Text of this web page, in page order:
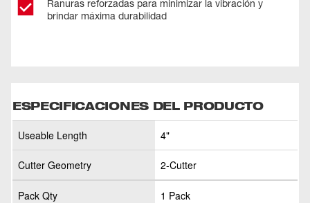
Ranuras reforzadas para minimizar la vibración y
brindar máxima durabilidad
ESPECIFICACIONES DEL PRODUCTO
Useable Length 4"
Cutter Geometry 2-Cutter
Pack Qty 1 Pack